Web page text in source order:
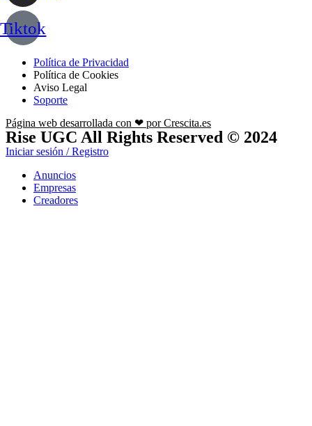
Tiktok
Política de Privacidad
Política de Cookies
Aviso Legal
Soporte
Página web desarrollada con ❤ por Crescita.es
Rise UGC All Rights Reserved © 2024
Iniciar sesión / Registro
Anuncios
Empresas
Creadores